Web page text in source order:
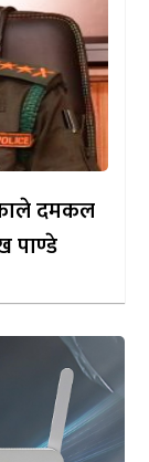
दमकल
पाण्डे